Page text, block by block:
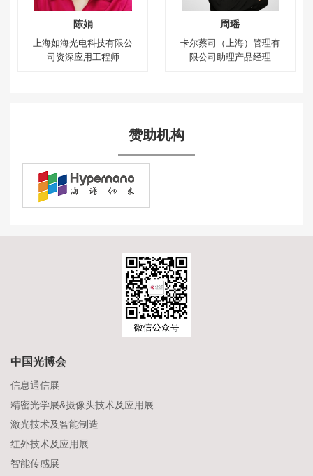
陈娟
上海如海光电科技有限公
司资深应用工程师
周瑶
卡尔蔡司（上海）管理有
限公司助理产品经理
赞助机构
中国光博会
信息通信展
精密光学展&摄像头技术及应用展
激光技术及智能制造
红外技术及应用展
智能传感展